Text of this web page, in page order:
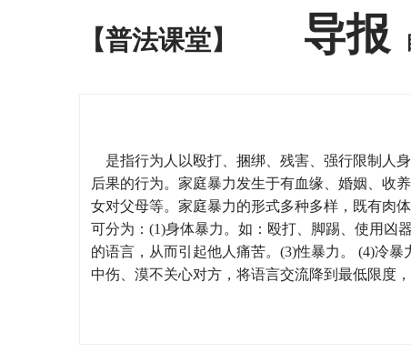
【普法课堂】 导报
是指行为人以殴打、捆绑、残害、强行限制人
后果的行为。家庭暴力发生于有血缘、婚姻、收
女对父母等。家庭暴力的形式多种多样，既有肉
可分为：(1)身体暴力。如：殴打、脚踢、使用凶
的语言，从而引起他人痛苦。(3)性暴力。 (4)冷暴
中伤、漠不关心对方，将语言交流降到最低限度